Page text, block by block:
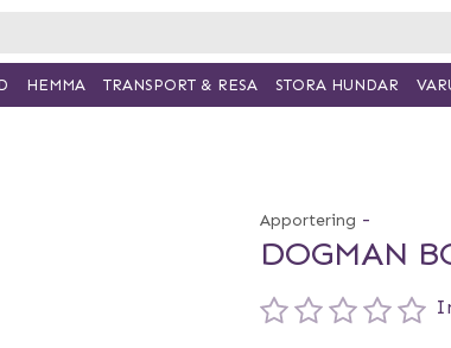
Apportering -
DOGMAN
HEMMA TRANSPORT & RESA STORA HUNDAR